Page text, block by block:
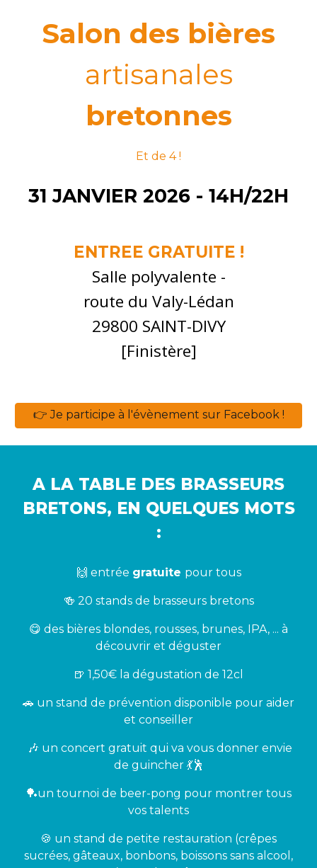
Salon des bières
artisanales
bretonnes
Et de 4 !
31 JANVIER 2026 - 14H/22H
ENTREE GRATUITE !
Salle polyvalente -
route du Valy-Lédan
29800 SAINT-DIVY
[Finistère]
👉 Je participe à l'évènement sur Facebook !
A LA TABLE DES BRASSEURS
BRETONS, EN QUELQUES MOTS
:
🙌 entrée gratuite pour tous
🍻 20 stands de brasseurs bretons
😋 des bières blondes, rousses, brunes, IPA, ... à
découvrir et déguster
🍺 1,50€ la dégustation de 12cl
🚗 un stand de prévention disponible pour aider
et conseiller
🎶 un concert gratuit qui va vous donner envie
de guincher 💃🕺
🏓un tournoi de beer-pong pour montrer tous
vos talents
🍪 un stand de petite restauration (crêpes
sucrées, gâteaux, bonbons, boissons sans alcool,